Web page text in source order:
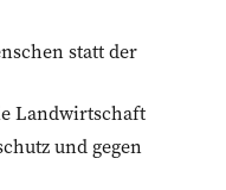
statt der
Landwirtschaft
und gegen